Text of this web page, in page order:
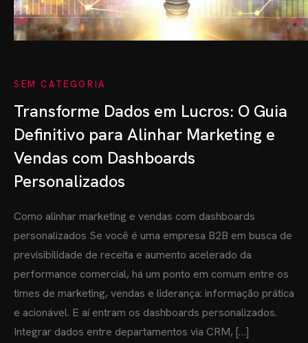
SEM CATEGORIA
Transforme Dados em Lucros: O Guia
Definitivo para Alinhar Marketing e
Vendas com Dashboards
Personalizados
Como alinhar marketing e vendas com dashboards
personalizados Se você é uma empresa B2B em busca de
previsibilidade de receita e aumento acelerado da
performance comercial, há um ponto em comum entre os
times de marketing, vendas e liderança: informação prática
e acionável. E aí entram os dashboards personalizados.
Integrar dados entre departamentos via CRM, […]